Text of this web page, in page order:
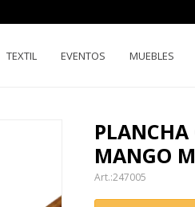
TEXTIL EVENTOS MUEBLES
MANGO
247005